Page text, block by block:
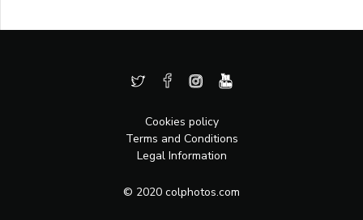
Cookies policy
Terms and Conditions
Legal Information
© 2020 colphotos.com